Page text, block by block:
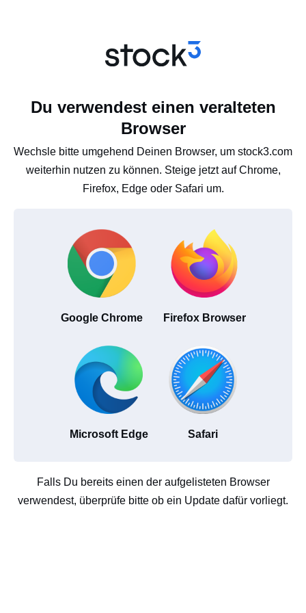
Du verwendest einen veralteten
Browser
Wechsle bitte umgehend Deinen Browser, um stock3.com
weiterhin nutzen zu können. Steige jetzt auf Chrome,
Firefox, Edge oder Safari um.
Google Chrome Firefox Browser
Microsoft Edge Safari
Falls Du bereits einen der aufgelisteten Browser
verwendest, überprüfe bitte ob ein Update dafür vorliegt.